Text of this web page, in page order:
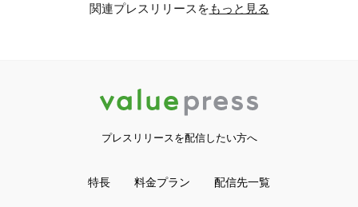
関連プレスリリースをもっと見る
プレスリリースを配信したい方へ
特長 料金プラン 配信先一覧